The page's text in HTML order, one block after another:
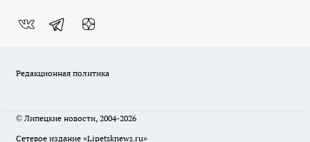
Редакционная политика
© Липецкие новости, 2004-2026
Сетевое издание «Lipetsknews.ru»